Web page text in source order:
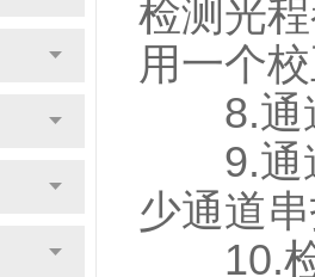
检测光
用一个
8.通道
9.通道
少通道
10.检